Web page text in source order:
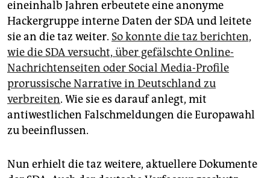
eineinhalb Jahren erbeutete eine anonyme
Hackergruppe interne Daten der SDA und leitete
sie an die taz weiter. So konnte die taz berichten,
wie die SDA versucht, über gefälschte Online-
Nachrichtenseiten oder Social Media-Profile
prorussische Narrative in Deutschland zu
verbreiten. Wie sie es darauf anlegt, mit
antiwestlichen Falschmeldungen die Europawahl
zu beeinflussen.
Nun erhielt die taz weitere, aktuellere Dokumente